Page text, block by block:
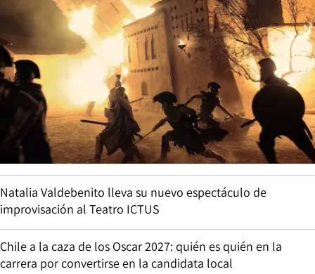
Natalia Valdebenito lleva su nuevo espectáculo de
improvisación al Teatro ICTUS
Chile a la caza de los Oscar 2027: quién es quién en la
carrera por convertirse en la candidata local